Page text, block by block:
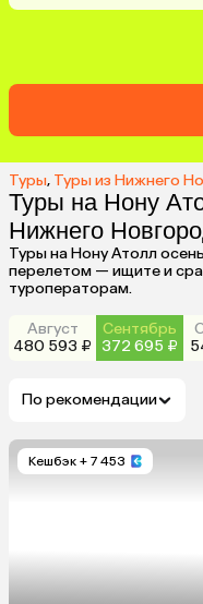
Туры, Туры из Нижнего
Туры на Нону
Нижнего
Туры на Нону Атолл
перелетом — ищите и
туроператорам.
Август
480 593 ₽
Сентябрь
372 695 ₽
По рекомендации
Кешбэк + 7 453